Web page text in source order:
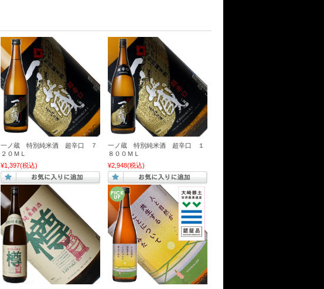
一ノ蔵 特別純米酒 超辛口 ７
２０ＭＬ
¥1,397(税込)
一ノ蔵 特別純米酒 超辛口 １
８００ＭＬ
¥2,948(税込)